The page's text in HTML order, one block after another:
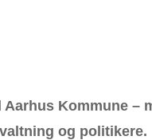
Aarhus Kommune –
og politikere.